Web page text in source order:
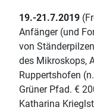
19.-21.7.2019
Anfänger (und
von
des Mikroskops,
Ruppertshofen
Grüner Pfad. €
Katharina